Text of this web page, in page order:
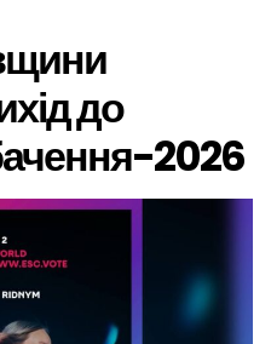
до
2026